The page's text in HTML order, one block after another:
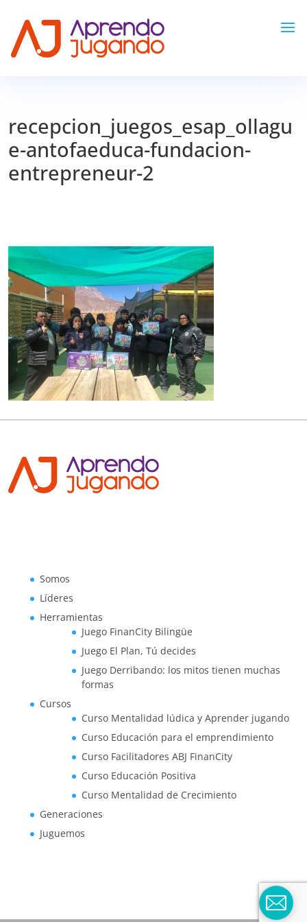
recepcion_juegos_esap_ollagu
e-antofaeduca-fundacion-
entrepreneur-2
Somos
Líderes
Herramientas
Juego FinanCity Bilingüe
Juego El Plan, Tú decides
Juego Derribando: los mitos tienen muchas
formas
Cursos
Curso Mentalidad lúdica y Aprender jugando
Curso Educación para el emprendimiento
Curso Facilitadores ABJ FinanCity
Curso Educación Positiva
Curso Mentalidad de Crecimiento
Generaciones
Juguemos